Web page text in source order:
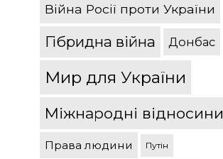
Війна Росії проти України
Гібридна війна Донбас
Мир для України
Міжнародні відносини
Права людини Путін